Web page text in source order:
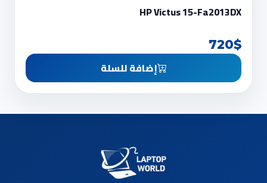
HP Victus 15-Fa2013DX
720$
إضافة للسلة